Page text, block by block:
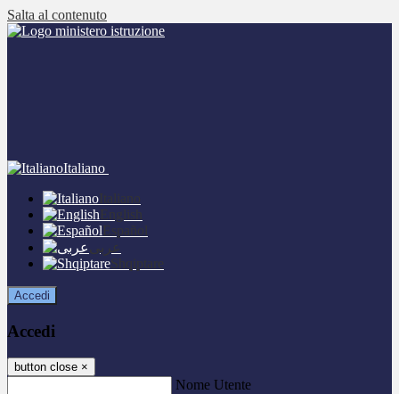
Salta al contenuto
Italiano
Italiano
English
Español
عربى
Shqiptare
Accedi
Accedi
button close ×
Nome Utente